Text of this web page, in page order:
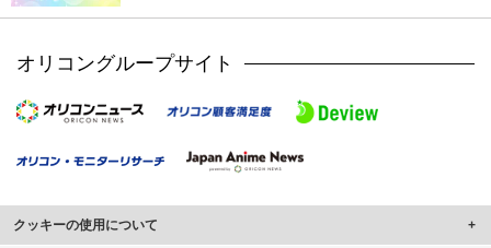
オリコングループサイト
クッキーの使用について